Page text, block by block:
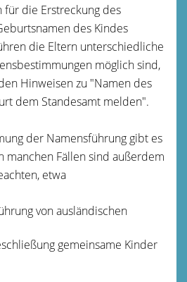
für die Erstreckung des
des Kindes
die Eltern unterschiedliche
möglich sind,
Hinweisen zu "Namen des
dem Standesamt melden".
der Namensführung gibt es
manchen Fällen sind außerdem
etwa
von ausländischen
gemeinsame Kinder